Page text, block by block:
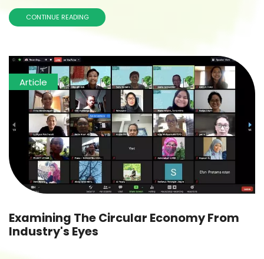
CONTINUE READING
Article
Examining The Circular Economy From
Industry's Eyes